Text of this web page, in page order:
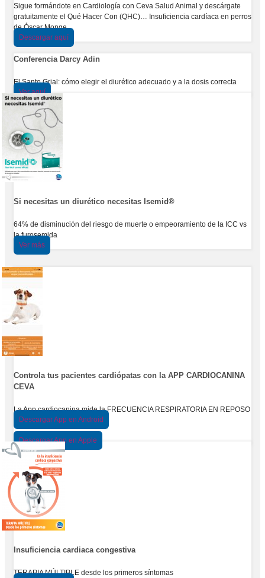
Sigue formándote en Cardiología con Ceva Salud Animal y descárgate
gratuitamente el Qué Hacer Con (QHC)… Insuficiencia cardíaca en perros
de Óscar Monge
Descargar aquí
Conferencia Darcy Adin
El Santo Grial: cómo elegir el diurético adecuado y a la dosis correcta
Ver aquí
Si necesitas un diurético necesitas Isemid®
64% de disminución del riesgo de muerte o empeoramiento de la ICC vs
la furosemida
Ver más
Controla tus pacientes cardiópatas con la APP CARDIOCANINA
CEVA
La App cardiocanina mide la FRECUENCIA RESPIRATORIA EN REPOSO
Descargar App en Android
Descargar App en Apple
Insuficiencia cardiaca congestiva
TERAPIA MÚLTIPLE desde los primeros síntomas